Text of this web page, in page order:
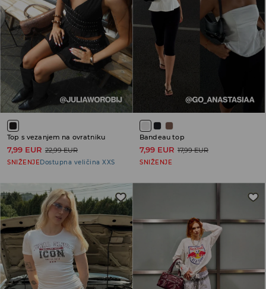
Top s vezanjem na ovratniku
7,99 EUR 22,99 EUR
SNIŽENJEDostupna veličina XXS
Bandeau top
7,99 EUR 17,99 EUR
SNIŽENJE